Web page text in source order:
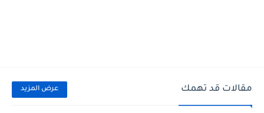
مقالات قد تهمك عرض المزيد